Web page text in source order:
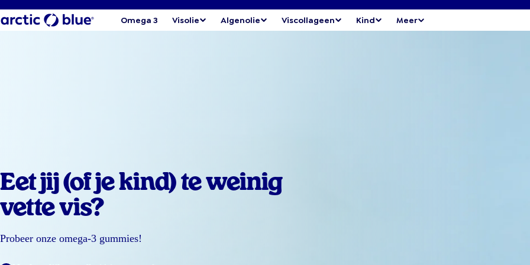
Omega 3 Visolie Algenolie Viscollageen Kind Meer
Eet jij (of je kind) te weinig
vette vis?
Probeer onze omega-3 gummies!